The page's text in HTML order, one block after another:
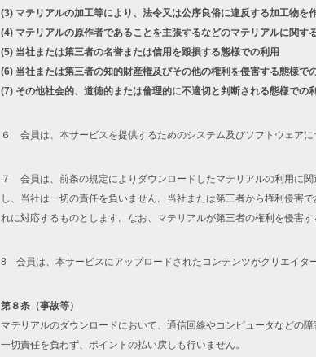
(3) マテリアルの加工等により、法令又は公序良俗に違反する加工物を
(4) マテリアルの原作者であることを主張するなどのマテリアルに関す
(5) 当社または第三者の名誉または信用を毀損する態様での利用
(6) 当社または第三者の知的財産権及びその他の権利を侵害する態様で
(7) その他社会的、道徳的または倫理的に不適切と判断される態様での
６ 会員は、本サービスを提供するためのシステム及びソフトウェア
７ 会員は、前条の規定によりダウンロードしたマテリアルの利用に
し、当社は一切の責任を負いません。当社または第三者から権利侵害
れに対応するものとします。なお、マテリアルが第三者の権利を侵害
8 会員は、本サービスにアップロードされたコンテンツがクリエイタ
第８条（事故等）
マテリアルのダウンロードにおいて、通信回線やコンピュータなどの
一切責任を負わず、ポイントの払い戻しも行いません。